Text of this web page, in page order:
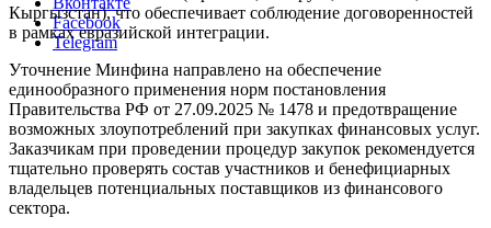
Facebook
Telegram
Кыргызстан), что обеспечивает соблюдение договоренностей
в рамках евразийской интеграции.
Уточнение Минфина направлено на обеспечение
единообразного применения норм постановления
Правительства РФ от 27.09.2025 № 1478 и предотвращение
возможных злоупотреблений при закупках финансовых услуг.
Заказчикам при проведении процедур закупок рекомендуется
тщательно проверять состав участников и бенефициарных
владельцев потенциальных поставщиков из финансового
сектора.